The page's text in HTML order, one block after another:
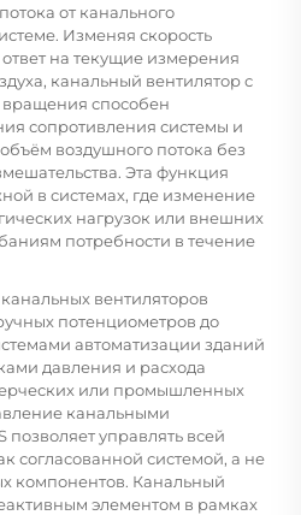
от канального
Изменяя скорость
на текущие измерения
канальный вентилятор с
вращения способен
сопротивления системы и
воздушного потока без
Эта функция
в системах, где изменение
нагрузок или внешних
потребности в течение
вентиляторов
потенциометров до
автоматизации зданий
давления и расхода
или промышленных
канальными
позволяет управлять всей
согласованной системой, а не
компонентов. Канальный
элементом в рамках